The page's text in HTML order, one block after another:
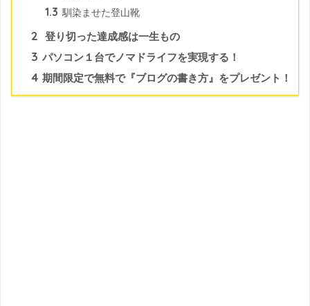
1.3 馴染ませた登山靴
2 登り切った達成感は一生もの
3 パソコン１台でノマドライフを実現する！
4 期間限定で無料で『ブログの書き方』をプレゼント！